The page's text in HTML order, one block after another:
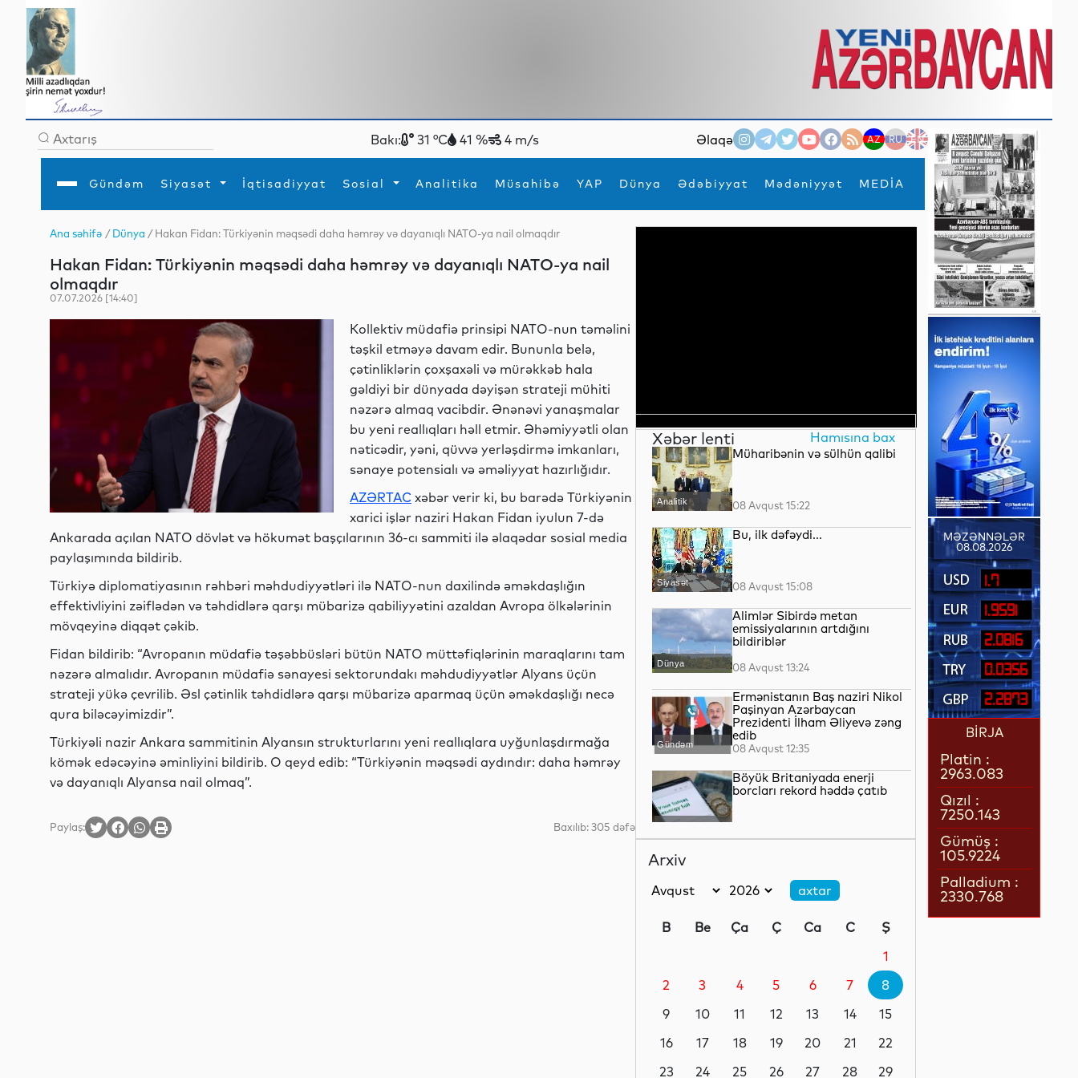
Bakı: 31 °C 41 % 4 m/s Əlaqə AZ RU EN
Gündəm Siyasət İqtisadiyyat Sosial Analitika Müsahibə YAP Dünya Ədəbiyyat Mədəniyyət MEDİA
×
Gündəm
İqtisadiyyat
YAP
Analitika
Mədəniyyət
MEDİA
Xarici siyasətTurizm
Diaspor
İdman Yeni texnologiyalar
Ana səhifə /Dünya / Hakan Fidan: Türkiyənin məqsədi daha həmrəy və dayanıqlı NATO-ya nail olmaqdır
Hakan Fidan: Türkiyənin məqsədi daha həmrəy və dayanıqlı NATO-ya nail
olmaqdır
07.07.2026 [14:40]
Kollektiv müdafiə prinsipi NATO-nun təməlini
təşkil etməyə davam edir. Bununla belə,
çətinliklərin çoxşaxəli və mürəkkəb hala
gəldiyi bir dünyada dəyişən strateji mühiti
nəzərə almaq vacibdir. Ənənəvi yanaşmalar
bu yeni reallıqları həll etmir. Əhəmiyyətli olan
nəticədir, yəni, qüvvə yerləşdirmə imkanları,
sənaye potensialı və əməliyyat hazırlığıdır.
AZƏRTAC xəbər verir ki, bu barədə Türkiyənin
xarici işlər naziri Hakan Fidan iyulun 7-də
Ankarada açılan NATO dövlət və hökumət başçılarının 36-cı sammiti ilə əlaqədar sosial media
paylaşımında bildirib.
Türkiyə diplomatiyasının rəhbəri məhdudiyyətləri ilə NATO-nun daxilində əməkdaşlığın
effektivliyini zəiflədən və təhdidlərə qarşı mübarizə qabiliyyətini azaldan Avropa ölkələrinin
mövqeyinə diqqət çəkib.
Fidan bildirib: “Avropanın müdafiə təşəbbüsləri bütün NATO müttəfiqlərinin maraqlarını tam
nəzərə almalıdır. Avropanın müdafiə sənayesi sektorundakı məhdudiyyətlər Alyans üçün
strateji yükə çevrilib. Əsl çətinlik təhdidlərə qarşı mübarizə aparmaq üçün əməkdaşlığı necə
qura biləcəyimizdir”.
Türkiyəli nazir Ankara sammitinin Alyansın strukturlarını yeni reallıqlara uyğunlaşdırmağa
kömək edəcəyinə əminliyini bildirib. O qeyd edib: “Türkiyənin məqsədi aydındır: daha həmrəy
və dayanıqlı Alyansa nail olmaq”.
Paylaş: Baxılıb: 305 dəfə
Xəbər lenti Hamısına bax
Analitik
Müharibənin və sülhün qalibi
08 Avqust 15:22
Siyasət
Bu, ilk dəfəydi...
08 Avqust 15:08
Dünya
Alimlər Sibirdə metan
emissiyalarının artdığını
bildiriblər
08 Avqust 13:24
Gündəm
Ermənistanın Baş naziri Nikol
Paşinyan Azərbaycan
Prezidenti İlham Əliyevə zəng
edib
08 Avqust 12:35
Dünya
Böyük Britaniyada enerji
borcları rekord həddə çatıb
Dünya
sərhədlərdə şəxsiyyət sənədləri
08 Avqust 11:35
Siyasət
Azərbaycan-Ukrayna: Strateji
08 Avqust 10:49
Arxiv
B Be Ça Ç Ca C
Ş
1
2
3 4 5 6 7
8
9
10 11 12 13 14
15
16
17 18 19 20 21
22
23
24 25 26 27 28
29
MƏZƏNNƏLƏR
08.08.2026
1.7
1.9591
2.0816
0.0356
2.2873
BİRJA
Platin :
2963.083
Qızıl :
7250.143
Gümüş :
105.9224
Palladium :
2330.768